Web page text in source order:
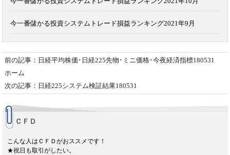
今一番儲かる投資システムトレード損益ランキング2021年9月
前の記事：日経平均株価･日経225先物･ミニ価格･今夜経済指標180531
ホーム
次の記事：日経225システム検証結果180531
ＣＦＤ
こんな人はＣＦＤがおススメです！
★祝日も取引がしたい。